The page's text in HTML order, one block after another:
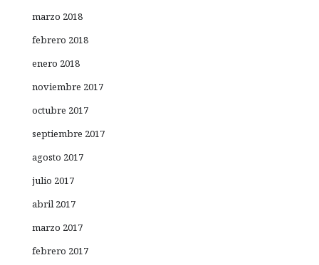
marzo 2018
febrero 2018
enero 2018
noviembre 2017
octubre 2017
septiembre 2017
agosto 2017
julio 2017
abril 2017
marzo 2017
febrero 2017